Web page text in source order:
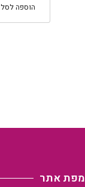
הוספה לסל
מפת אתר